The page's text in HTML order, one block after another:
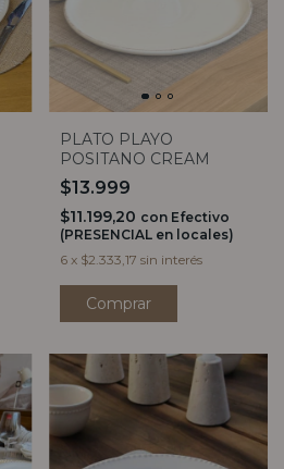
PLATO PLAYO
POSITANO CREAM
$13.999
$11.199,20 con Efectivo
(PRESENCIAL en locales)
6 x $2.333,17 sin interés